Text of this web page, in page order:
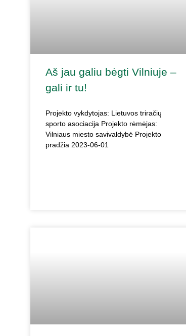
Aš jau galiu bėgti Vilniuje –
gali ir tu!
Projekto vykdytojas: Lietuvos triračių
sporto asociacija Projekto rėmėjas:
Vilniaus miesto savivaldybė Projekto
pradžia 2023-06-01